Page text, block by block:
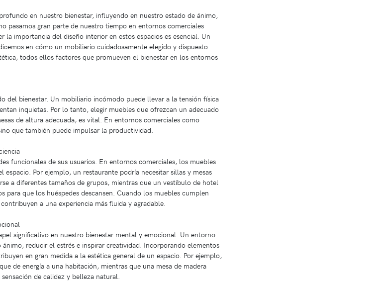
en nuestro bienestar, influyendo en nuestro estado de ánimo,
pasamos gran parte de nuestro tiempo en entornos comerciales
la importancia del diseño interior en estos espacios es esencial. Un
en cómo un mobiliario cuidadosamente elegido y dispuesto
todos ellos factores que promueven el bienestar en los entornos
del bienestar. Un mobiliario incómodo puede llevar a la tensión física
inquietas. Por lo tanto, elegir muebles que ofrezcan un adecuado
de altura adecuada, es vital. En entornos comerciales como
que también puede impulsar la productividad.
funcionales de sus usuarios. En entornos comerciales, los muebles
espacio. Por ejemplo, un restaurante podría necesitar sillas y mesas
a diferentes tamaños de grupos, mientras que un vestíbulo de hotel
para que los huéspedes descansen. Cuando los muebles cumplen
a una experiencia más fluida y agradable.
significativo en nuestro bienestar mental y emocional. Un entorno
reducir el estrés e inspirar creatividad. Incorporando elementos
en gran medida a la estética general de un espacio. Por ejemplo,
de energía a una habitación, mientras que una mesa de madera
de calidez y belleza natural.